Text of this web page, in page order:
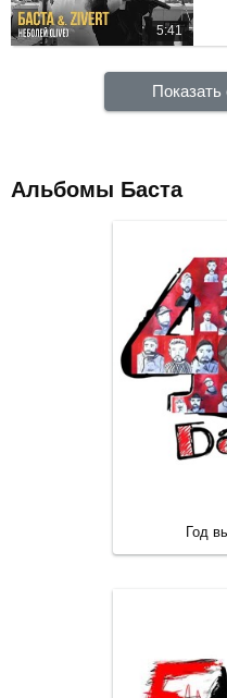
5:41
Альбомы Баста
Год